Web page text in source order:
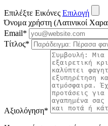
Επιλέξτε Εικόνες Επιλογή
Όνομα χρήστη (Λατινικοί
Email*
Τίτλος*
Αξιολόγηση*